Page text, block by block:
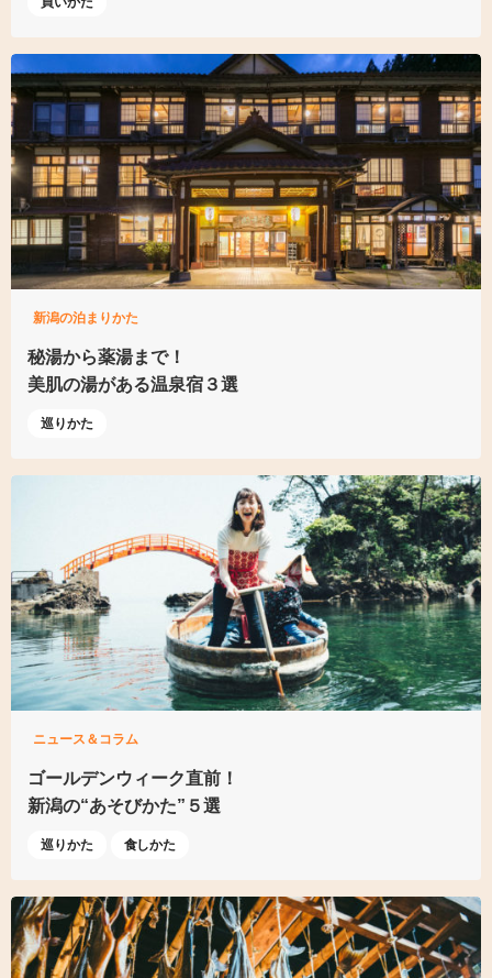
新潟の泊まりかた
秘湯から薬湯まで！
美肌の湯がある温泉宿３選
巡りかた
ニュース＆コラム
ゴールデンウィーク直前！
新潟の“あそびかた”５選
巡りかた 食しかた